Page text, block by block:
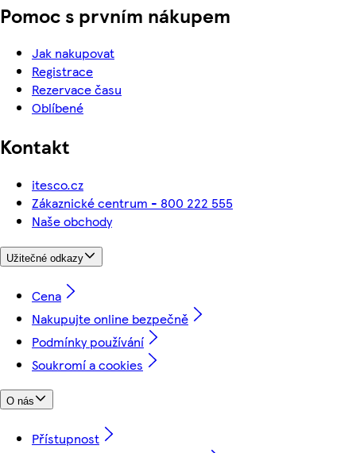
Pomoc s prvním nákupem
Jak nakupovat
Registrace
Rezervace času
Oblíbené
Kontakt
itesco.cz
Zákaznické centrum - 800 222 555
Naše obchody
Užitečné odkazy
Cena
Nakupujte online bezpečně
Podmínky používání
Soukromí a cookies
O nás
Přístupnost